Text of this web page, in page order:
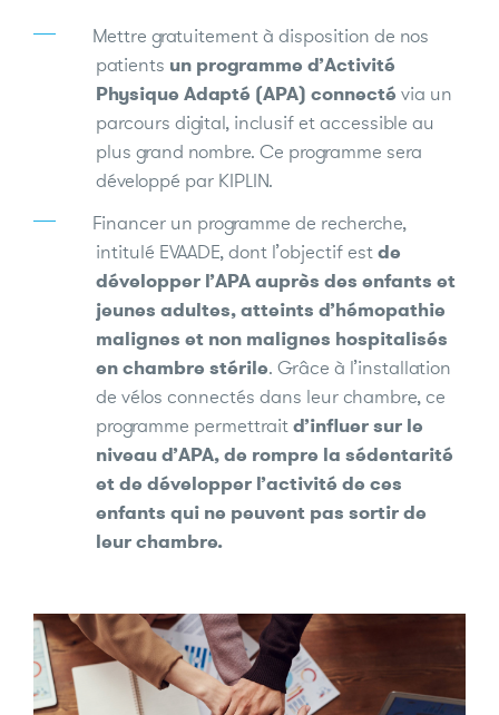
Mettre gratuitement à disposition de nos
patients un programme d’Activité
Physique Adapté (APA) connecté via un
parcours digital, inclusif et accessible au
plus grand nombre. Ce programme sera
développé par KIPLIN.
Financer un programme de recherche,
intitulé EVAADE, dont l’objectif estde
développer l’APA auprès des enfants et
jeunes adultes, atteints d’hémopathie
malignes et non malignes hospitalisés
en chambre stérile. Grâce à l’installation
de vélos connectés dans leur chambre, ce
programme permettraitd’influer sur le
niveau d’APA, de rompre la sédentarité
et de développer l’activité de ces
enfants qui ne peuvent pas sortir de
leur chambre.